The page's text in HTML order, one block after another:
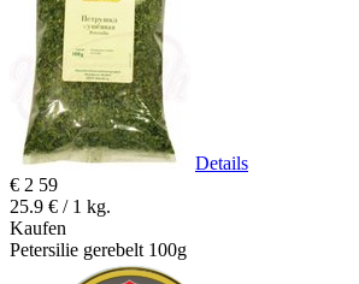
Details
€ 2 59
25.9 € / 1 kg.
Kaufen
Petersilie gerebelt 100g